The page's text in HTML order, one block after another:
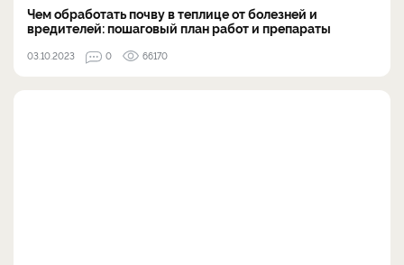
Чем обработать почву в теплице от болезней и
вредителей: пошаговый план работ и препараты
03.10.2023 0 66170